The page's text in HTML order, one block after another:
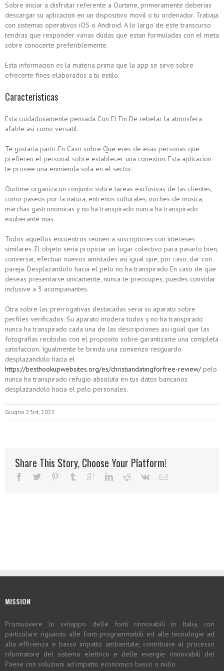
Sobre iniciar a disfrutar referente a Ourtime, primeramente deberias
descargar su aplicacion en un dispositivo movil o tu ordenador. Trabaja
con sistemas operativos iOS o Android. A lo largo de este transcurso
tendras que responder varias dudas que estan formuladas con el meta
sobre conocerte preferiblemente.
Esta informacion es la materia prima que la app se sirve sobre
ofrecerte fines elaborados a tu estilo.
Caracteristicas
Esta cuidadosamente pensada Con El Fin De rebelar la atmosfera
afable asi­ como versatil.
Te gustaria partir En Caso sobre Que eres de esas personas que
prefieren el personal sobre establecer una conexion. Esta aplicacion
te provee una enmienda sola en el sector.
Ourtime organiza un conjunto sobre tareas exclusivas de las clientes,
como paseos por la natura, entrenos culturales, noches de musica,
marchas gastronomicas y no ha transpirado nunca ha transpirado
exuberante mas.
Todos aquellos encuentros reunen a suscriptores con intereses
similares. El objeto seri­a propiciar un lugar colectivo para pasarlo bien,
conversar, efectuar nuevos amistades asi­ igual que, por caso, dar con
pareja. Desplazandolo hacia el pelo no ha transpirado En caso de que
deseas presentarse unicamente, nunca te preocupes, puedes convidar
inclusive a 3 acompanantes.
Otra sobre las prerrogativas destacadas seri­a su aparato sobre
perfiles verificados. Su aparato modera todos y no ha transpirado
nunca ha transpirado cada una de las descripciones asi­ igual que las
fotografias recibidas con el proposito sobre garantizarte una completa
satisfaccion. Igualmente te brinda una comienzo resguardo
desplazandolo hacia el
https://besthookupwebsites.org/es/christiandatingforfree-review/pelo
nunca ha transpirado refugio absoluta en tus datos bancarios
desplazandolo hacia el pelo personales.
Giugno 23rd, 2022
Share This Story, Choose Your Platform!
MISSION
Promuovere lo sviluppo delle fonti rinnovabili in Italia, con
particolare riguardo alle fonti programmabili ed alle tecnologie ad
alta efficienza e basso impatto ambientale, contribuire al processo
riformatore del sistema elettrico e delle energie rinnovabili del
Paese con soluzioni ad impatto economico basso o nullo.